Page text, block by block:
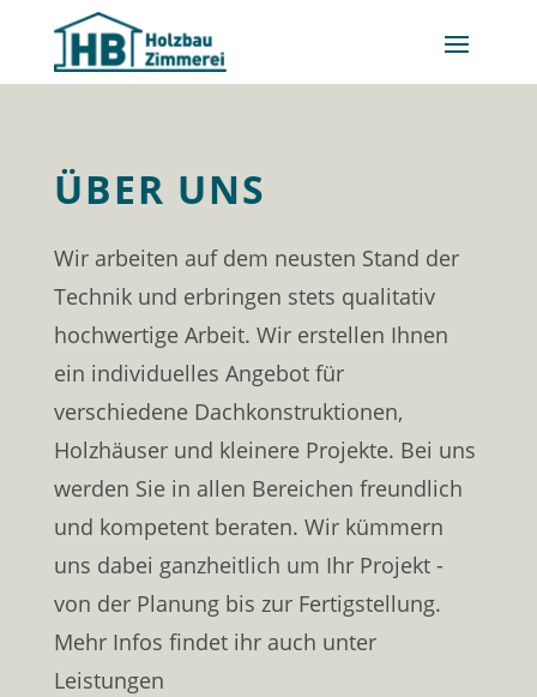
ÜBER UNS
Wir arbeiten auf dem neusten Stand der
Technik und erbringen stets qualitativ
hochwertige Arbeit. Wir erstellen Ihnen
ein individuelles Angebot für
verschiedene Dachkonstruktionen,
Holzhäuser und kleinere Projekte. Bei uns
werden Sie in allen Bereichen freundlich
und kompetent beraten. Wir kümmern
uns dabei ganzheitlich um Ihr Projekt -
von der Planung bis zur Fertigstellung.
Mehr Infos findet ihr auch unter
Leistungen